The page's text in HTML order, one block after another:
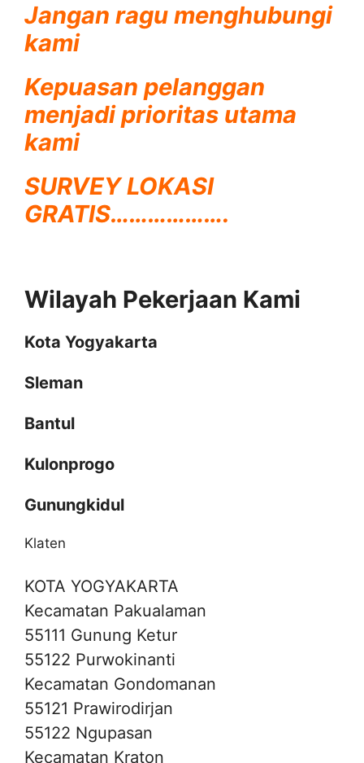
Jangan ragu menghubungi
kami
Kepuasan pelanggan
menjadi prioritas utama
kami
SURVEY LOKASI
GRATIS……………….
Wilayah Pekerjaan Kami
Kota Yogyakarta
Sleman
Bantul
Kulonprogo
Gunungkidul
Klaten
KOTA YOGYAKARTA
Kecamatan Pakualaman
55111 Gunung Ketur
55122 Purwokinanti
Kecamatan Gondomanan
55121 Prawirodirjan
55122 Ngupasan
Kecamatan Kraton